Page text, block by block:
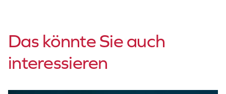
Das könnte Sie auch
interessieren